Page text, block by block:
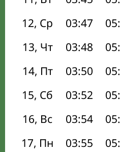
12, Ср
03:47
13, Чт
03:48
14, Пт
03:50
15, Сб
03:52
16, Вс
03:54
17, Пн
03:55